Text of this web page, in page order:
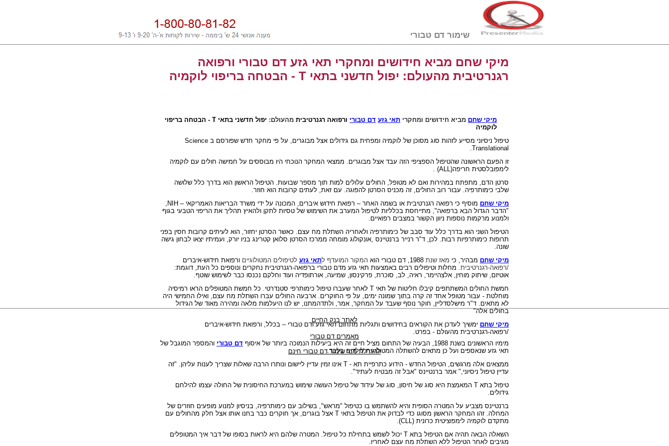
מיקי שחם מביא חידושים ומחקרי תאי גזע דם טבורי ורפואה
רגנרטיבית מהעולם: יפול חדשני בתאי T - הבטחה בריפוי לוקמיה
מיקי שחם מביא חידושים ומחקרי תאי גזע דם טבורי ורפואה רגנרטיבית מהעולם: יפול חדשני בתאי T- הבטחה בריפוי
לוקמיה
טיפול ניסיוני מסייע לזהות סוג מסוכן של לוקמיה ומפחית גם גידולים אצל מבוגרים, על פי מחקר חדש שפורסם ב Science
Translational
זו הפעם הראשונה שהטיפול הספציפי הזה עבד אצל מבוגרים. ממצאי המחקר הנוכחי היו מבוססים על חמישה חולים עם לוקמיה
לימפובלסטית חריפה(ALL)
סרטן הדם, מתפתח במהירות ואם לא מטופל, החולים עלולים למות תוך מספר שבועות. הטיפול הראשון הוא בדרך כלל שלושה
שלבי כימותרפיה. עבור רוב החולים, זה מכניס הסרטן להפוגה.
עם זאת, לעתים קרובות הוא חוזר.
מיקי שחם מוסיף כי רפואה רגנרטיבית או בשמה האחר – רפואת חידוש איברים, המכונה על ידי משרד הבריאות האמריקאי – NIH
"הדבר הגדול הבא ברפואה", מתייחסת בכלליות לטיפול המערב את השימוש של טסיות לתקן ולהאיץ תהליך את הריפוי הטבעי בגוף
ולמנוע מרקמות נוספות ניוון הקשור במצבים רפואיים.
הטיפול השני הוא בדרך כלל עוד סבב של כימותרפיה ולאחריה השתלת מח עצם. כאשר הסרטן יחזור, הוא לעיתים קרובות חסין בפני
תרופות כימותרפיות רבות. לכן, ד"ר רנייר ברנטיינס אונקולוג מומחה ממרכז הסרטן סלואן קטרינג בניו יורק, ועמיתיו יצאו לבחון גישה
שונה.
מיקי שחם מבהיר , כי מאז שנת 1988, דם טבורי הוא המקור המועדף לתאי גזע לטיפולים המטולוגיים ורפואת חידוש-איברים
/רפואה-רגנרטיבית. מחלות וטיפולים רבים באמצעות תאי גזע מדם טבורי ברפואה-רגנרטיבית נחקרים ונוספים כל העת, דוגמת:
אוטיזם, שיתוק מוחין, אלצהיימר, ראיה, לב, סוכרת, פרקינסון, שמיעה, אורתופדיה ועוד וחלקם נכנסו כבר לשימוש שוטף.
חמשת החולים המשתתפים קיבלו חליטות של תאי T לאחר שעברו טיפול כימותרפי סטנדרטי.
כל חמשת המטופלים הראו רמיסיה
מוחלטת - עבור מטופל אחד זה קרה בתוך שמונה ימים, על פי החוקרים. ארבעה החולים עברו השתלת מח עצם, ואילו החמישי היה
לא מתאים. ד"ר מישלסדליין,
חוקר נוסף שעבד על המחקר, אמר, ולתדהמתנו, יש לנו היעלמות מלאה ומהירה מאוד של הגידול
בחולים אלה"
מיקי שחם ימשיך לעדכן את הקוראים בחידושים ותגליות מתחוםתאי גזע ודם טבורי – בכלל, ורפואת חידוש-איברים
/רפואה-רגנרטיבית מהעולם - בפרט.
מימיו הראשונים בשנת 1988, הבעיה של התחום מציל חיים זה היא ביעילות הנמוכה ביותר של איסוף
דם טבורי והמספר המוגבל של
תאי גזע שנאספים ועל כן מתאים להשתלה המטולוגית לילדים בלבד.
ממצאים אלה מרגשים, הטיפול החדש - הידוע כתרפיית תא T - אינו זמין עדיין ליישום ונותרו הרבה שאלות שצריך לענות עליהן. "זה
עדיין טיפול ניסיוני," אמר ברנטיינס "אבל זה מבטיח לעתיד"
טיפול בתא T המאמצת היא סוג של חיסון, סוג של עידוד של טיפול העושה שימוש במערכת החיסונית של החולה עצמו להילחם
גידולים.
ברנטיינס מצביע על המטרה הסופית והיא להשתמש בו כטיפול "מראש", בשילוב עם כימותרפיה, בניסיון למנוע מופעים חוזרים של
המחלה. זהו המחקר הראשון מסוגו כדי לבדוק את הטיפול בתאי T אצל בוגרים, אך חוקרים כבר בחנו אותו אצל חלק מהחולים עם
מתקדם לוקמיה לימפוציטית כרונית (CLL)
השאלה הבאה תהיה אם הטיפול בתא T יכול לשמש בתחילת כל טיפול. המטרה שלהם היא לראות בסופו של דבר איך המטופלים
מגיבים לאחר הטיפול ללא השתלת מח עצם לאחריו.
לאתר בנק החיים
מאמרים דם טבורי
להגרלת מנוי שימור דם טבורי חינם